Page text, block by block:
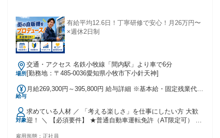
重視します。 ・中・長距離運転に抵抗がない方 近距離のみで
はなく全国への配送があり、運転そのものを楽しみながら稼
ぎたい方に最適です。 【こんな方にピッタリです！】 ・「手
積み・手降ろしで体を壊したくない。でも、運転の仕事は続
で還元してほしい」という方 ・「一人の時間も大切だが、帰
ってきたら気さくに話せる仲間がいる環境がいい」という方
有給平均12.6日！丁寧研修で安心！月26万円〜
×週休2日制
場所
交通・アクセス 名鉄小牧線「間内駅」より車で6分
[勤務地：〒485-0036愛知県小牧市下小針天神]
給与
月給269,300円～395,800円 給与詳細 ※基本給・固定残業代の
ヶ月あたり6万9300円 〜 10万1800円（固定残業時間：1ヶ月
あたり45時間） 固定残業時間を超えた勤務時間については別
途残業代を支給する 【一律手当】 全員に一律で支払われる通
勤・皆勤・家族手当金額：なし 全員に一律で支払われるその
対象
求めている人材 ／ 「考える楽しさ」を仕事にしたい方 大歓
迎！ ＼ 【必須要件】 ★普通自動車運転免許（AT限定可） ※
雇用形態： 正社員